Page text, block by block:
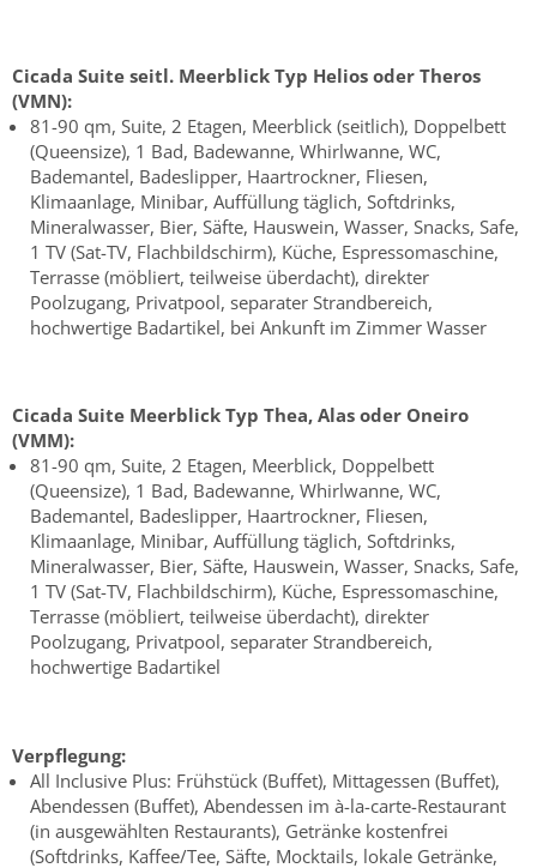
Cicada Suite seitl. Meerblick Typ Helios oder Theros
(VMN):
81-90 qm, Suite, 2 Etagen, Meerblick (seitlich), Doppelbett
(Queensize), 1 Bad, Badewanne, Whirlwanne, WC,
Bademantel, Badeslipper, Haartrockner, Fliesen,
Klimaanlage, Minibar, Auffüllung täglich, Softdrinks,
Mineralwasser, Bier, Säfte, Hauswein, Wasser, Snacks, Safe,
1 TV (Sat-TV, Flachbildschirm), Küche, Espressomaschine,
Terrasse (möbliert, teilweise überdacht), direkter
Poolzugang, Privatpool, separater Strandbereich,
hochwertige Badartikel, bei Ankunft im Zimmer Wasser
Cicada Suite Meerblick Typ Thea, Alas oder Oneiro
(VMM):
81-90 qm, Suite, 2 Etagen, Meerblick, Doppelbett
(Queensize), 1 Bad, Badewanne, Whirlwanne, WC,
Bademantel, Badeslipper, Haartrockner, Fliesen,
Klimaanlage, Minibar, Auffüllung täglich, Softdrinks,
Mineralwasser, Bier, Säfte, Hauswein, Wasser, Snacks, Safe,
1 TV (Sat-TV, Flachbildschirm), Küche, Espressomaschine,
Terrasse (möbliert, teilweise überdacht), direkter
Poolzugang, Privatpool, separater Strandbereich,
hochwertige Badartikel
Verpflegung:
All Inclusive Plus: Frühstück (Buffet), Mittagessen (Buffet),
Abendessen (Buffet), Abendessen im à-la-carte-Restaurant
(in ausgewählten Restaurants), Getränke kostenfrei
(Softdrinks, Kaffee/Tee, Säfte, Mocktails, lokale Getränke,